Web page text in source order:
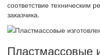
соответствие техническим
заказчика.
Пластмассовые